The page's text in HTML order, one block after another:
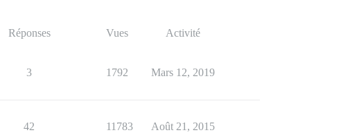
Réponses Vues Activité
3 1792 Mars 12, 2019
42 11783 Août 21, 2015